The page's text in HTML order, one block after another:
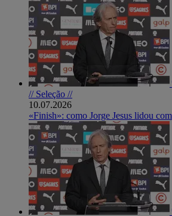
// Seleção //
10.07.2026
«Finish»: como Jorge Jesus lidou